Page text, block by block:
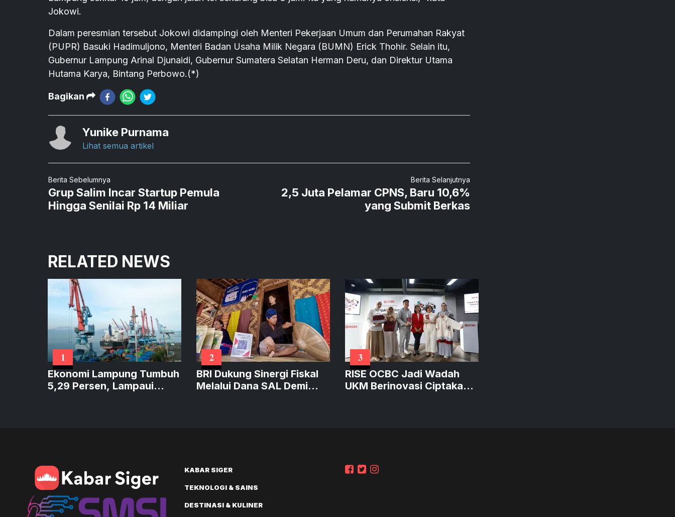
Jokowi.
Dalam peresmian tersebut Jokowi didampingi oleh Menteri Pekerjaan Umum dan Perumahan Rakyat
(PUPR) Basuki Hadimuljono, Menteri Badan Usaha Milik Negara (BUMN) Erick Thohir. Selain itu,
Gubernur Lampung Arinal Djunaidi, Gubernur Sumatera Selatan Herman Deru, dan Direktur Utama
Hutama Karya, Bintang Perbowo.(*)
Bagikan
Yunike Purnama
Lihat semua artikel
Berita Sebelumnya
Grup Salim Incar Startup Pemula
Hingga Senilai Rp 14 Miliar
Berita Selanjutnya
2,5 Juta Pelamar CPNS, Baru 10,6%
yang Submit Berkas
RELATED NEWS
1
Ekonomi Lampung Tumbuh
5,29 Persen, Lampaui
2
BRI Dukung Sinergi Fiskal
Melalui Dana SAL Demi
3
RISE OCBC Jadi Wadah
UKM Berinovasi Ciptakan
KABAR SIGER
TEKNOLOGI & SAINS
DESTINASI & KULINER